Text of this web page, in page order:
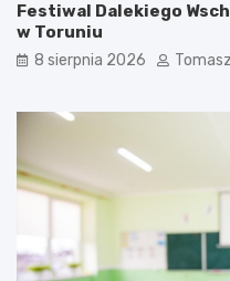
Festiwal Dalekiego
w Toruniu
8 sierpnia 2026